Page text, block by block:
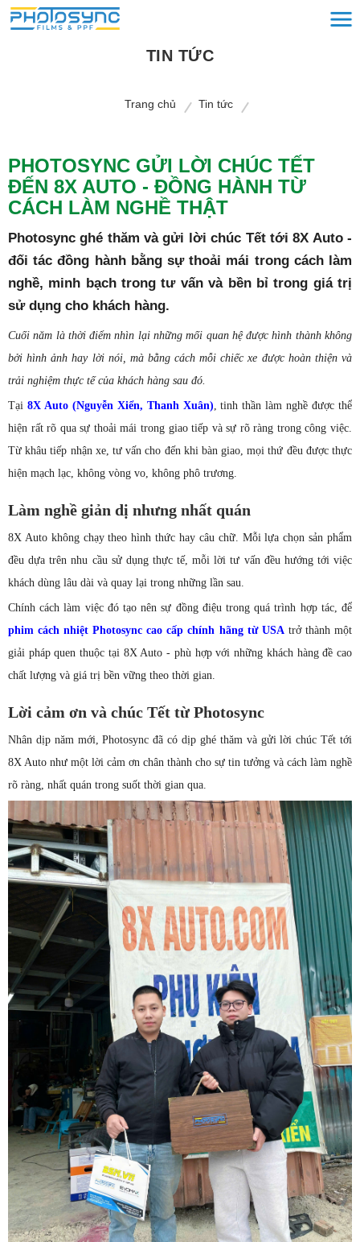
TIN TỨC
Trang chủ Tin tức
PHOTOSYNC GỬI LỜI CHÚC TẾT
ĐẾN 8X AUTO - ĐỒNG HÀNH TỪ
CÁCH LÀM NGHỀ THẬT
Photosync ghé thăm và gửi lời chúc Tết tới 8X Auto -
đối tác đồng hành bằng sự thoải mái trong cách làm
nghề, minh bạch trong tư vấn và bền bỉ trong giá trị
sử dụng cho khách hàng.
Cuối năm là thời điểm nhìn lại những mối quan hệ được hình thành không
bởi hình ảnh hay lời nói, mà bằng cách mỗi chiếc xe được hoàn thiện và
trải nghiệm thực tế của khách hàng sau đó.
Tại 8X Auto (Nguyễn Xiển, Thanh Xuân), tinh thần làm nghề được thể
hiện rất rõ qua sự thoải mái trong giao tiếp và sự rõ ràng trong công việc.
Từ khâu tiếp nhận xe, tư vấn cho đến khi bàn giao, mọi thứ đều được thực
hiện mạch lạc, không vòng vo, không phô trương.
Làm nghề giản dị nhưng nhất quán
8X Auto không chạy theo hình thức hay câu chữ. Mỗi lựa chọn sản phẩm
đều dựa trên nhu cầu sử dụng thực tế, mỗi lời tư vấn đều hướng tới việc
khách dùng lâu dài và quay lại trong những lần sau.
Chính cách làm việc đó tạo nên sự đồng điệu trong quá trình hợp tác, để
phim cách nhiệt Photosync cao cấp chính hãng từ USAtrở thành một
giải pháp quen thuộc tại 8X Auto - phù hợp với những khách hàng đề cao
chất lượng và giá trị bền vững theo thời gian.
Lời cảm ơn và chúc Tết từ Photosync
Nhân dịp năm mới, Photosync đã có dịp ghé thăm và gửi lời chúc Tết tới
8X Auto như một lời cảm ơn chân thành cho sự tin tưởng và cách làm nghề
rõ ràng, nhất quán trong suốt thời gian qua.